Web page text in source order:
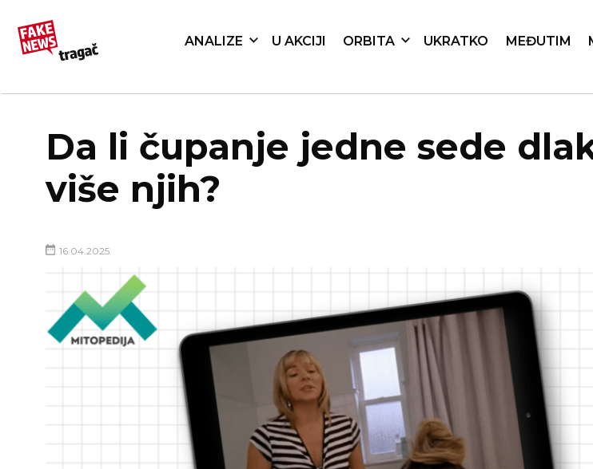
ANALIZE U AKCIJI ORBITA UKRATKO MEĐUTIM
Da li čupanje jedne sede
više njih?
16.04.2025.